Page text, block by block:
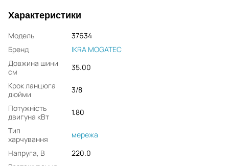
Характеристики
Модель
37634
Бренд
IKRA MOGATEC
Довжина шини
см
35.00
Крок ланцюга
дюйми
3/8
Потужність
двигуна кВт
1.80
Тип
харчування
мережа
Напруга, В
220.0